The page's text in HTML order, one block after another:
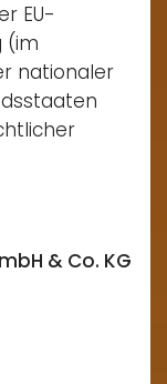
EU-
(im
nationaler
& Co. KG